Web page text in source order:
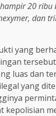
20 ribu
dan
yang
luas dan
yang
kepolisian